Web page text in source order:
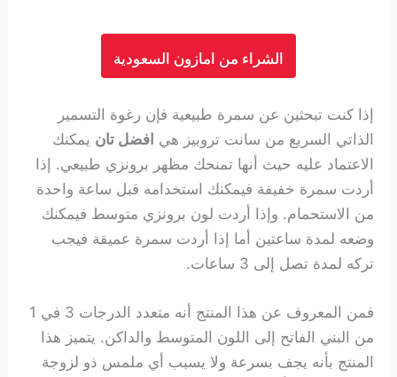
الشراء من امازون السعودية
إذا كنت تبحثين عن سمرة طبيعية فإن رغوة التسمير
الذاتي السريع من سانت تروبيز هي افضل تان يمكنك
الاعتماد عليه حيث أنها تمنحك مظهر برونزي طبيعي. إذا
أردت سمرة خفيفة فيمكنك استخدامه قبل ساعة واحدة
من الاستحمام. وإذا أردت لون برونزي متوسط فيمكنك
وضعه لمدة ساعتين أما إذا أردت سمرة عميقة فيجب
تركه لمدة تصل إلى 3 ساعات.
فمن المعروف عن هذا المنتج أنه متعدد الدرجات 3 في 1
من البني الفاتح إلى اللون المتوسط والداكن. يتميز هذا
المنتج بأنه يجف بسرعة ولا يسبب أي ملمس ذو لزوجة